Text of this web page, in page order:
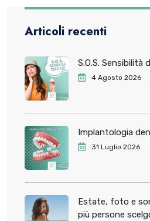
Articoli recenti
S.O.S. Sensibilità
4 Agosto 2026
Implantologia
31 Luglio 2026
Estate, foto e
più persone